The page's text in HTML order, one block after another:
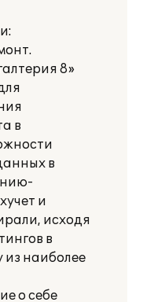
8»
в
в
и
исходя
в
из наиболее
о себе